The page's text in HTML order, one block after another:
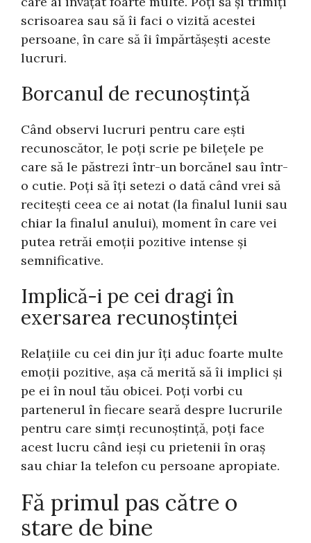
scrisoarea sau să îi faci o vizită acestei
persoane, în care să îi împărtășești aceste
lucruri.
Borcanul de recunoștință
Când observi lucruri pentru care ești
recunoscător, le poți scrie pe bilețele pe
care să le păstrezi într-un borcănel sau într-
o cutie. Poți să îți setezi o dată când vrei să
recitești ceea ce ai notat (la finalul lunii sau
chiar la finalul anului), moment în care vei
putea retrăi emoții pozitive intense și
semnificative.
Implică-i pe cei dragi în
exersarea recunoștinței
Relațiile cu cei din jur îți aduc foarte multe
emoții pozitive, așa că merită să îi implici și
pe ei în noul tău obicei. Poți vorbi cu
partenerul în fiecare seară despre lucrurile
pentru care simți recunoștință, poți face
acest lucru când ieși cu prietenii în oraș
sau chiar la telefon cu persoane apropiate.
Fă primul pas către o
stare de bine